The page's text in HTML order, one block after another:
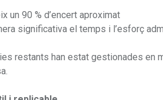
un 90 % d’encert aproximat
significativa el temps i l’esforç
restants han estat gestionades en